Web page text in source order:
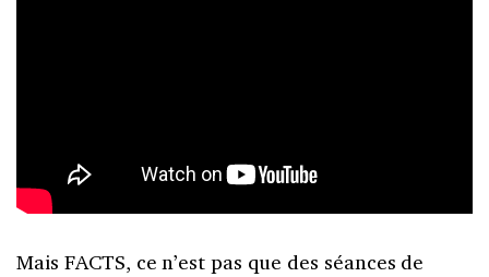
Mais FACTS, ce n’est pas que des séances de